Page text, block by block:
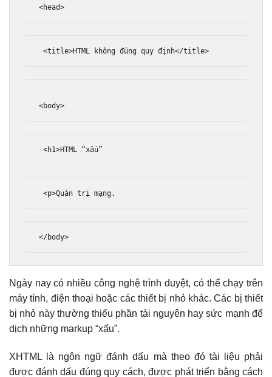
<head>
<title>HTML không đúng quy định</title>
<body>
<h1>HTML “xấu”
<p>Quản trị mạng.
</body>
Ngày nay có nhiều công nghệ trình duyệt, có thể chạy trên
máy tính, điện thoại hoặc các thiết bị nhỏ khác. Các bị thiết
bị nhỏ này thường thiếu phần tài nguyên hay sức mạnh để
dịch những markup “xấu”.
XHTML là ngôn ngữ đánh dấu mà theo đó tài liệu phải
được đánh dấu đúng quy cách, được phát triển bằng cách